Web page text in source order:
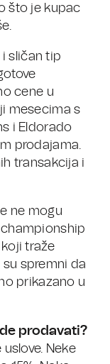
što je kupac
i sličan tip
cene u
mesecima s
i Eldorado
prodajama.
transakcija i
ne mogu
traže
spremni da
prikazano u
prodavati?
Neke